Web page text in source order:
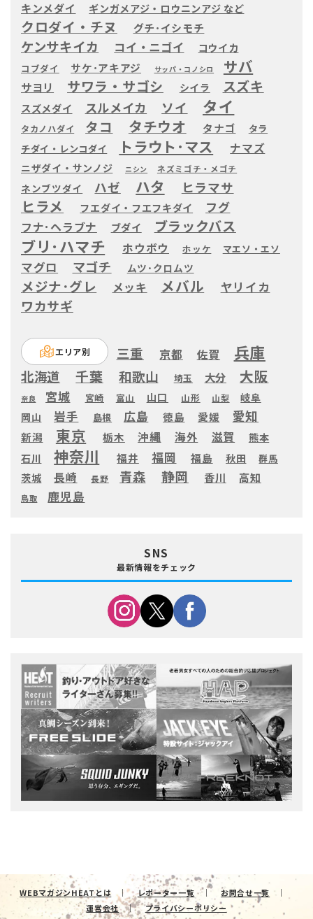
キンメダイ ギンガメアジ・ロウニンアジ など
クロダイ・チヌ グチ･イシモチ
ケンサキイカ コイ・ニゴイ コウイカ
コブダイ サケ･アキアジ サッパ・コノシロ サバ
サヨリ サワラ・サゴシ シイラ スズキ
スズメダイ スルメイカ ソイ タイ
タカノハダイ タコ タチウオ タナゴ
タラ
チダイ・レンコダイ
トラウト･マス ナマズ
ニザダイ・サンノジ ニシン ネズミゴチ・メゴチ
ネンブツダイ ハゼ ハタ ヒラマサ
ヒラメ フエダイ・フエフキダイ フグ
フナ･ヘラブナ ブダイ ブラックバス
ブリ･ハマチ ホウボウ ホッケ マエソ・エソ
マグロ マゴチ ムツ･クロムツ
メジナ･グレ メッキ メバル ヤリイカ
ワカサギ
エリア別 三重 京都 佐賀 兵庫
北海道 千葉 和歌山 埼玉 大分 大阪
奈良 宮城 宮崎 富山 山口 山形 山梨
岐阜
岡山
岩手 島根 広島 徳島 愛媛 愛知
新潟 東京 栃木 沖縄 海外 滋賀
熊本
石川
神奈川 福井 福岡 福島 秋田 群馬
茨城 長崎 長野 青森 静岡 香川 高知
鳥取 鹿児島
SNS
最新情報をチェック
WEBマガジンHEATとは レポーター一覧
お問合せ一覧
運営会社
プライバシーポリシー